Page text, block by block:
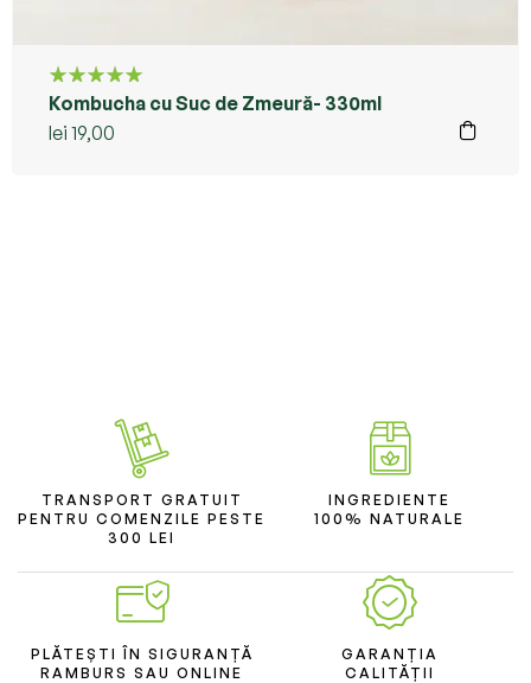
Evaluat la
5.00 din 5
Kombucha cu Suc de Zmeură- 330ml
lei 19,00
TRANSPORT GRATUIT
PENTRU COMENZILE PESTE
300 LEI
INGREDIENTE
100% NATURALE
PLĂTEȘTI ÎN SIGURANȚĂ
RAMBURS SAU ONLINE
GARANȚIA
CALITĂȚII